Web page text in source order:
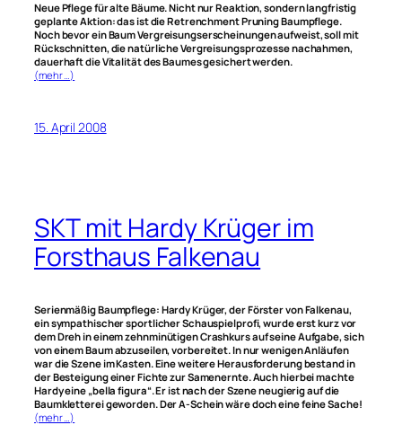
Neue Pflege für alte Bäume. Nicht nur Reaktion, sondern langfristig
geplante Aktion: das ist die Retrenchment Pruning Baumpflege.
Noch bevor ein Baum Vergreisungserscheinungen aufweist, soll mit
Rückschnitten, die natürliche Vergreisungsprozesse nachahmen,
dauerhaft die Vitalität des Baumes gesichert werden.
(mehr …)
15. April 2008
SKT mit Hardy Krüger im
Forsthaus Falkenau
Serienmäßig Baumpflege: Hardy Krüger, der Förster von Falkenau,
ein sympathischer sportlicher Schauspielprofi, wurde erst kurz vor
dem Dreh in einem zehnminütigen Crashkurs auf seine Aufgabe, sich
von einem Baum abzuseilen, vorbereitet. In nur wenigen Anläufen
war die Szene im Kasten. Eine weitere Herausforderung bestand in
der Besteigung einer Fichte zur Samenernte. Auch hierbei machte
Hardy eine „bella figura“. Er ist nach der Szene neugierig auf die
Baumkletterei geworden. Der A-Schein wäre doch eine feine Sache!
(mehr …)